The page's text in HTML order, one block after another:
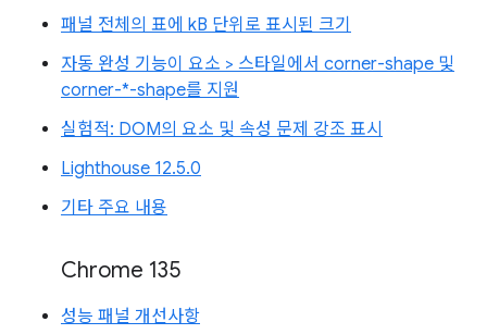
패널 전체의 표에 kB 단위로 표시된 크기
자동 완성 기능이 요소 > 스타일에서 corner-shape 및
corner-*-shape를 지원
실험적: DOM의 요소 및 속성 문제 강조 표시
Lighthouse 12.5.0
기타 주요 내용
Chrome 135
성능 패널 개선사항